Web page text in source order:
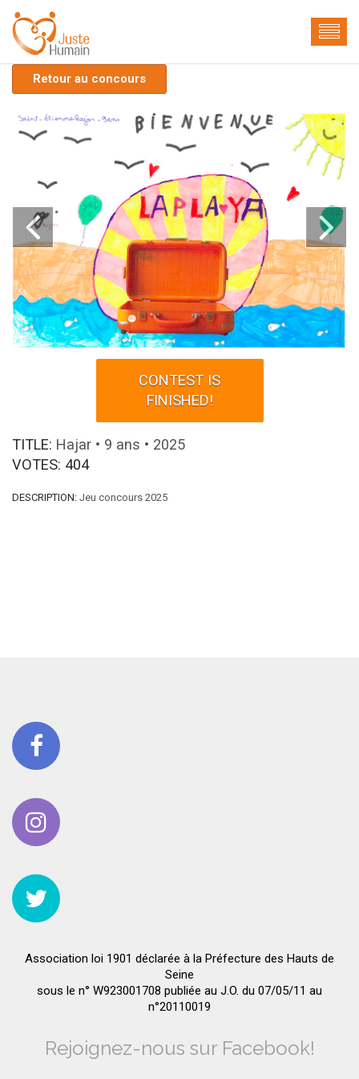
Retour au concours
CONTEST IS
FINISHED!
TITLE: Hajar • 9 ans • 2025
VOTES: 404
DESCRIPTION: Jeu concours 2025
Association loi 1901 déclarée à la Préfecture des Hauts de
Seine
sous le n° W923001708 publiée au J.O. du 07/05/11 au
n°20110019
Rejoignez-nous sur Facebook!